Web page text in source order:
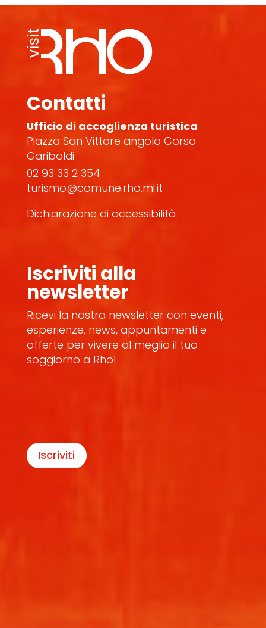
Contatti
Ufficio di accoglienza turistica
Piazza San Vittore angolo Corso
Garibaldi
02 93 33 2 354
turismo@comune.rho.mi.it
Dichiarazione di accessibilità
Iscriviti alla
newsletter
Ricevi la nostra newsletter con eventi,
esperienze, news, appuntamenti e
offerte per vivere al meglio il tuo
soggiorno a Rho!
Iscriviti